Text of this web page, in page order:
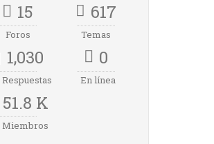
15
Foros
617
Temas
1,030
Respuestas
0
En línea
51.8 K
Miembros